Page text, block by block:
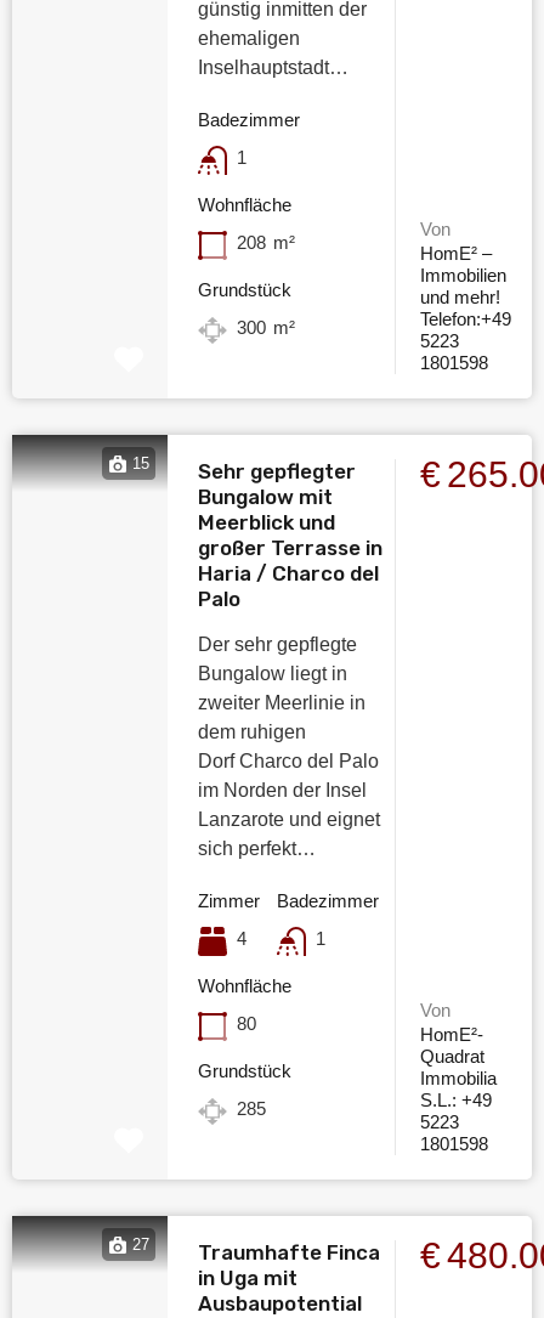
günstig inmitten der
ehemaligen
Inselhauptstadt…
Badezimmer
1
Wohnfläche
208 m²
Grundstück
300 m²
Von
HomE² –
Immobilien
und mehr!
Telefon:+49
5223
1801598
15
Sehr gepflegter
Bungalow mit
Meerblick und
großer Terrasse in
Haria / Charco del
Palo
Der sehr gepflegte
Bungalow liegt in
zweiter Meerlinie in
dem ruhigen
Dorf Charco del Palo
im Norden der Insel
Lanzarote und eignet
sich perfekt…
Zimmer
4
Badezimmer
1
Wohnfläche
80
Grundstück
285
Von
HomE²-
Quadrat
Immobilia
S.L.: +49
5223
1801598
27
Traumhafte Finca
in Uga mit
Ausbaupotential